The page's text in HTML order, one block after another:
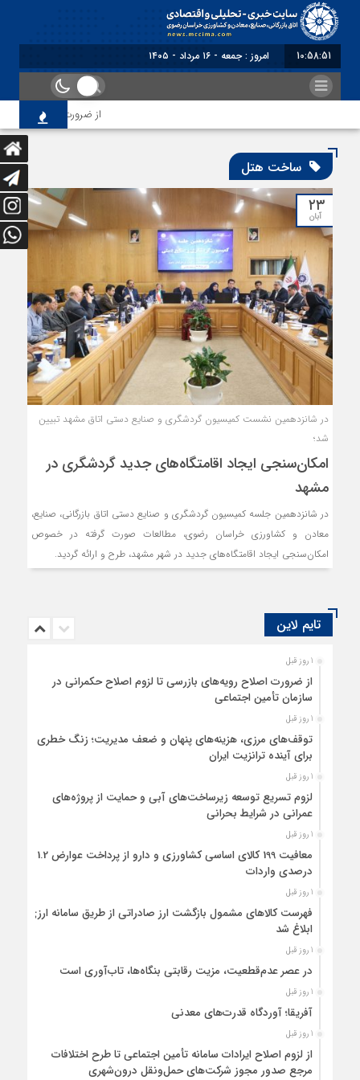
10:58:52 امروز : جمعه - ۱۶ مرداد - ۱۴۰۵
از ضرورت اصلاح
ساخت هتل
۲۳
آبان
در شانزدهمین نشست کمیسیون گردشگری و صنایع دستی اتاق مشهد تبیین
شد؛
امکان‌سنجی ایجاد اقامتگاه‌های جدید گردشگری در
مشهد
در شانزدهمین جلسه کمیسیون گردشگری و صنایع دستی اتاق بازرگانی، صنایع،
معادن و کشاورزی خراسان رضوی، مطالعات صورت گرفته در خصوص
امکان‌سنجی ایجاد اقامتگاه‌های جدید در شهر مشهد، طرح و ارائه گردید.
تایم لاین
1 روز قبل
از ضرورت اصلاح رویه‌های بازرسی تا لزوم اصلاح حکمرانی در
سازمان تأمین اجتماعی
1 روز قبل
توقف‌های مرزی، هزینه‌های پنهان و ضعف مدیریت؛ زنگ خطری
برای آینده ترانزیت ایران
1 روز قبل
لزوم تسریع توسعه زیرساخت‌های آبی و حمایت از پروژه‌های
عمرانی در شرایط بحرانی
1 روز قبل
معافیت 199 کالای اساسی کشاورزی و دارو از پرداخت عوارض 1.2
درصدی واردات
1 روز قبل
فهرست کالاهای مشمول بازگشت ارز صادراتی از طریق سامانه ارزی
ابلاغ شد
1 روز قبل
در عصر عدم‌قطعیت، مزیت رقابتی بنگاه‌ها، تاب‌آوری است
1 روز قبل
آفریقا؛ آوردگاه قدرت‌های معدنی
1 روز قبل
از لزوم اصلاح ایرادات سامانه تأمین اجتماعی تا طرح اختلافات
مرجع صدور مجوز شرکت‌های حمل‌ونقل درون‌شهری